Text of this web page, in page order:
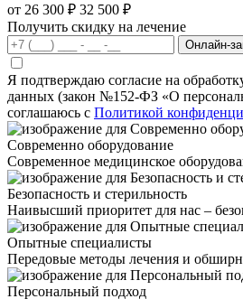
от 26 300 ₽ 32 500 ₽
Получить скидку на лечение
Онлайн-
Я подтверждаю согласие на
данных (закон №152-ФЗ «О
соглашаюсь с Политикой
Современно оборудование
Современное медицинское
Безопасность и стерильность
Наивысший приоритет для нас –
Опытные специалисты
Передовые методы лечения и
Персональный подход